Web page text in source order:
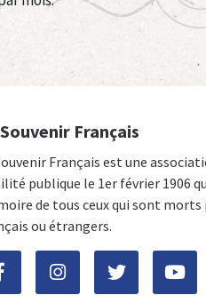
Français
Français est une
publique le 1er février 1906
de tous ceux qui sont morts
ou étrangers.